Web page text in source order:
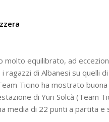
equilibrato, ad
ragazzi di Albanesi su quelli
Ticino ha mostrato
di Yuri Solcà (Team
media di 22 punti a partita